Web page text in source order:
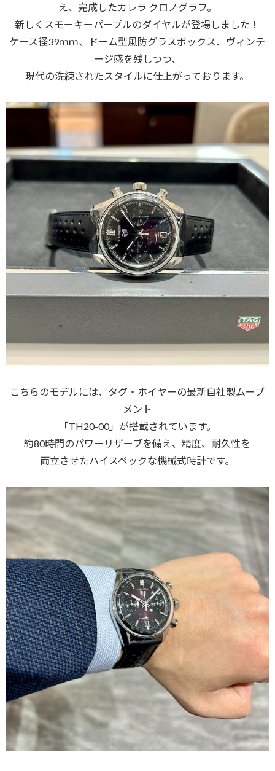
え、完成したカレラ クロノグラフ。
新しくスモーキーパープルのダイヤルが登場しました！
ケース径39ｍｍ、ドーム型風防グラスボックス、ヴィンテ
ージ感を残しつつ、
現代の洗練されたスタイルに仕上がっております。
こちらのモデルには、タグ・ホイヤーの最新自社製ムーブ
メント
「TH20-00」が搭載されています。
約80時間のパワーリザーブを備え、精度、耐久性を
両立させたハイスペックな機械式時計です。